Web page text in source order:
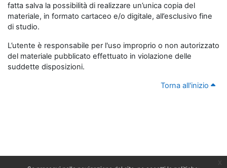
fatta salva la possibilità di realizzare un’unica copia del
materiale, in formato cartaceo e/o digitale, all’esclusivo fine
di studio.
L’utente è responsabile per l'uso improprio o non autorizzato
del materiale pubblicato effettuato in violazione delle
suddette disposizioni.
Torna all'inizio